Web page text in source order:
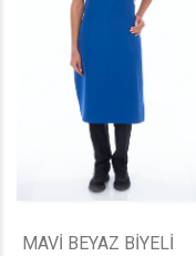
MAVİ BEYAZ BİYELİ